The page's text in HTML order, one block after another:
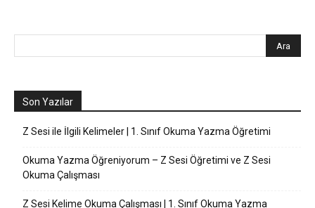
Son Yazılar
Z Sesi ile İlgili Kelimeler | 1. Sınıf Okuma Yazma Öğretimi
Okuma Yazma Öğreniyorum – Z Sesi Öğretimi ve Z Sesi
Okuma Çalışması
Z Sesi Kelime Okuma Çalışması | 1. Sınıf Okuma Yazma